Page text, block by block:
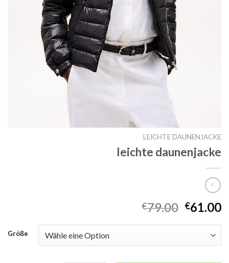
LEICHTE DAUNENJACKE
leichte daunenjacke
€79.00 €61.00
Größe